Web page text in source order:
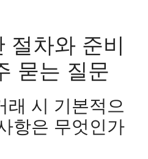
절차와 준비
묻는 질문
래 시 기본적으
항은 무엇인가